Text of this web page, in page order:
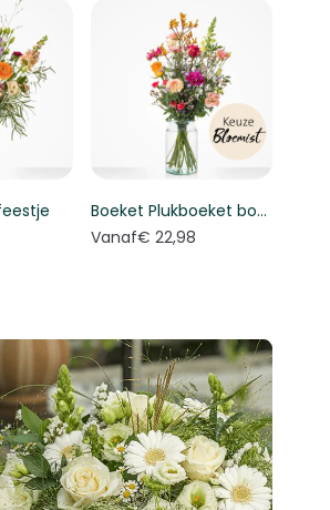
Boeket Plukboeket bont - Keuze bloemist
Vanaf€ 22,98